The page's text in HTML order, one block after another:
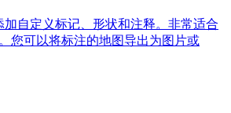
加自定义标记、形状和注释。非常适合
您可以将标注的地图导出为图片或